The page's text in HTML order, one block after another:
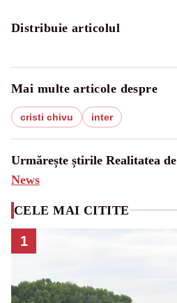
Distribuie articolul
Mai multe articole despre
cristi chivu inter
Urmărește știrile Realitatea
News
CELE MAI CITITE
1